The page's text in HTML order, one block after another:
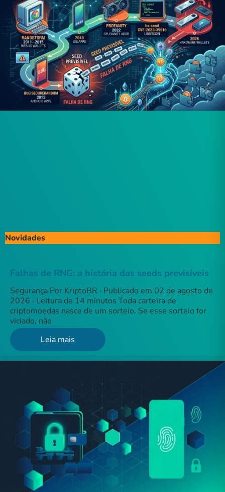
Novidades
Falhas de RNG: a história das seeds previsíveis
Segurança Por KriptoBR · Publicado em 02 de agosto de
2026 · Leitura de 14 minutos Toda carteira de
criptomoedas nasce de um sorteio. Se esse sorteio for
viciado, não
Leia mais